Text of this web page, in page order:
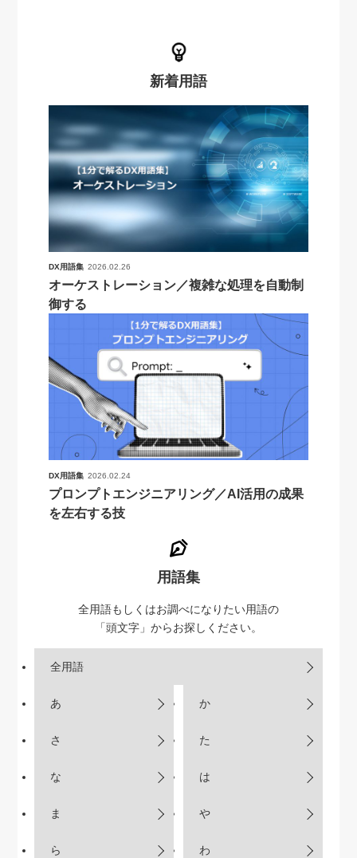
新着用語
DX用語集 2026.02.26
オーケストレーション／複雑な処理を自動制
御する
DX用語集 2026.02.24
プロンプトエンジニアリング／AI活用の成果
を左右する技
用語集
全用語もしくはお調べになりたい用語の
「頭文字」からお探しください。
全用語
あ か
さ た
な は
ま や
ら わ